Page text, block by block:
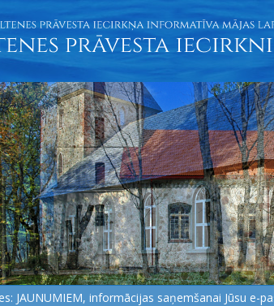
informācijas saņemšanai Jūsu e-